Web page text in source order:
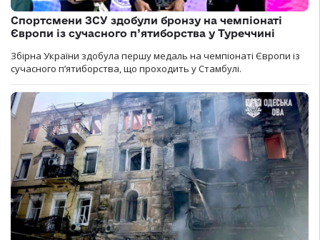
Спортсмени ЗСУ здобули бронзу на чемпіонаті
Європи із сучасного п’ятиборства у Туреччині
Збірна України здобула першу медаль на чемпіонаті Європи із
сучасного п’ятиборства, що проходить у Стамбулі.